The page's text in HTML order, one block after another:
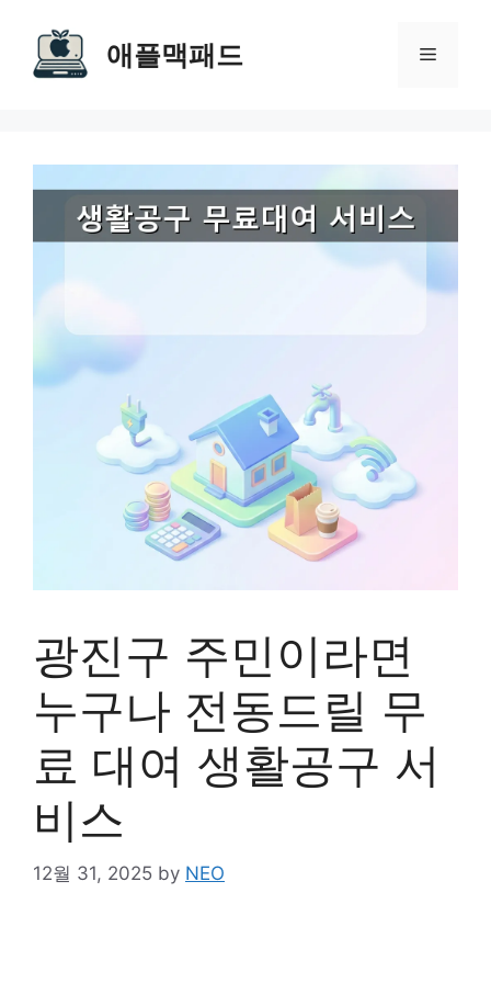
content
애플맥패드 Menu
광진구 주민이라면
누구나 전동드릴 무
료 대여 생활공구 서
비스
12월 31, 2025 by NEO